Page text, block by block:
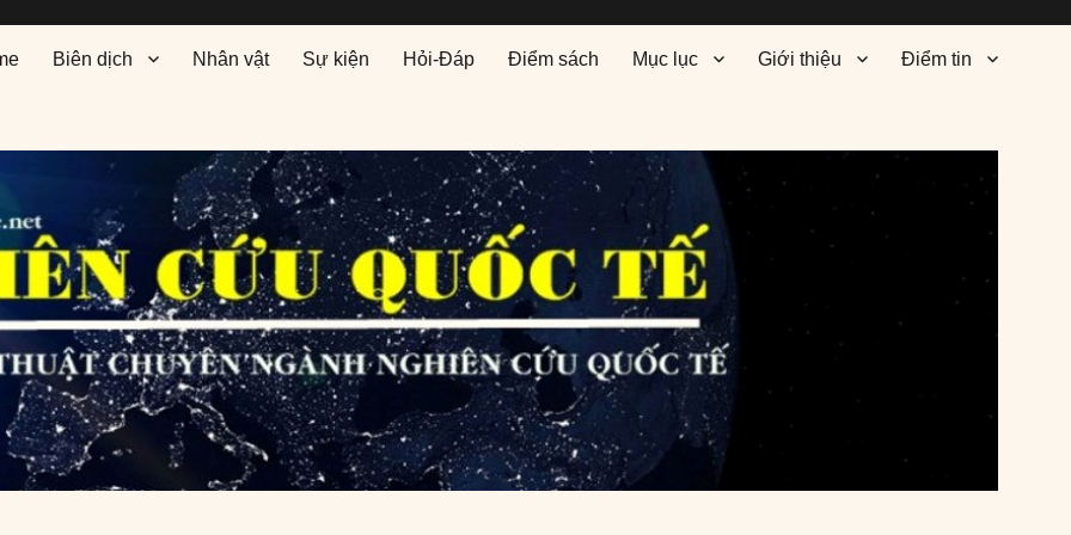
Biên dịch Nhân vật Sự kiện Hỏi-Đáp Điểm sách Mục lục Giới thiệu Điểm tin